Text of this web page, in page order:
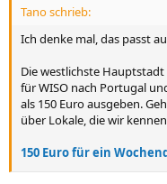
Tano schrieb:
Ich denke mal, das passt
Die westlichste
für WISO nach Portugal
als 150 Euro ausgeben.
über Lokale, die wir
150 Euro für ein